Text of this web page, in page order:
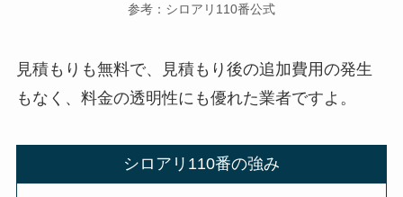
参考：シロアリ110番公式
見積もりも無料で、見積もり後の追加費用の発生
もなく、料金の透明性にも優れた業者ですよ。
シロアリ110番の強み